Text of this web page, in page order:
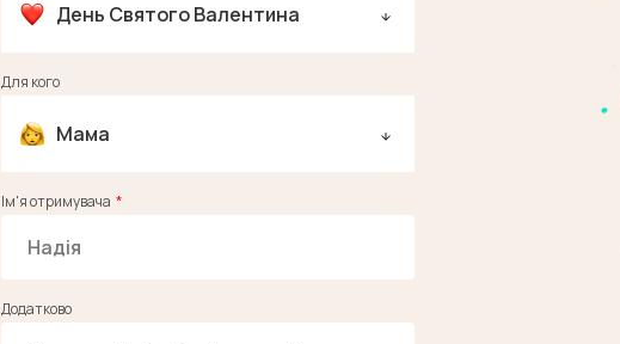
День Святого Валентина
Для кого
Мама
Ім'я отримувача
Додатково